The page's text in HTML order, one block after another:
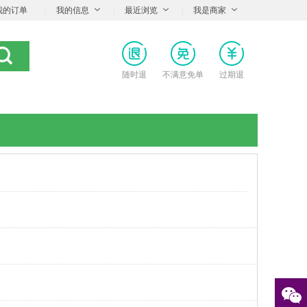
的订单 我的信息 最近浏览 我是商家
随时退 不满意免单 过期退